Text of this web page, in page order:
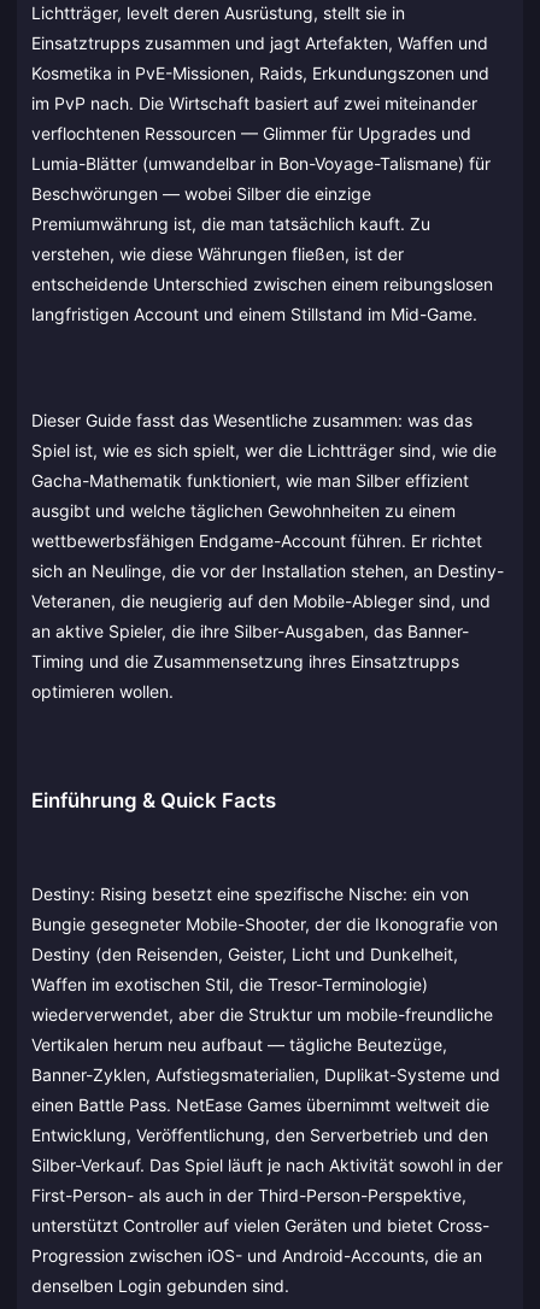
Lichtträger, levelt deren Ausrüstung, stellt sie in
Einsatztrupps zusammen und jagt Artefakten, Waffen und
Kosmetika in PvE-Missionen, Raids, Erkundungszonen und
im PvP nach. Die Wirtschaft basiert auf zwei miteinander
verflochtenen Ressourcen — Glimmer für Upgrades und
Lumia-Blätter (umwandelbar in Bon-Voyage-Talismane) für
Beschwörungen — wobei Silber die einzige
Premiumwährung ist, die man tatsächlich kauft. Zu
verstehen, wie diese Währungen fließen, ist der
entscheidende Unterschied zwischen einem reibungslosen
langfristigen Account und einem Stillstand im Mid-Game.
Dieser Guide fasst das Wesentliche zusammen: was das
Spiel ist, wie es sich spielt, wer die Lichtträger sind, wie die
Gacha-Mathematik funktioniert, wie man Silber effizient
ausgibt und welche täglichen Gewohnheiten zu einem
wettbewerbsfähigen Endgame-Account führen. Er richtet
sich an Neulinge, die vor der Installation stehen, an Destiny-
Veteranen, die neugierig auf den Mobile-Ableger sind, und
an aktive Spieler, die ihre Silber-Ausgaben, das Banner-
Timing und die Zusammensetzung ihres Einsatztrupps
optimieren wollen.
Einführung & Quick Facts
Destiny: Rising besetzt eine spezifische Nische: ein von
Bungie gesegneter Mobile-Shooter, der die Ikonografie von
Destiny (den Reisenden, Geister, Licht und Dunkelheit,
Waffen im exotischen Stil, die Tresor-Terminologie)
wiederverwendet, aber die Struktur um mobile-freundliche
Vertikalen herum neu aufbaut — tägliche Beutezüge,
Banner-Zyklen, Aufstiegsmaterialien, Duplikat-Systeme und
einen Battle Pass. NetEase Games übernimmt weltweit die
Entwicklung, Veröffentlichung, den Serverbetrieb und den
Silber-Verkauf. Das Spiel läuft je nach Aktivität sowohl in der
First-Person- als auch in der Third-Person-Perspektive,
unterstützt Controller auf vielen Geräten und bietet Cross-
Progression zwischen iOS- und Android-Accounts, die an
denselben Login gebunden sind.